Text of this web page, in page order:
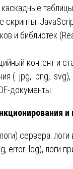
скрипты:
и библиотек
контент и
(. jpg,. png,.
документы.
сервера: логи
error. log), логи